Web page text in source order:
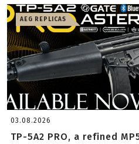
AEG REPLICAS
03.08.2026
TP-5A2 PRO, a refined